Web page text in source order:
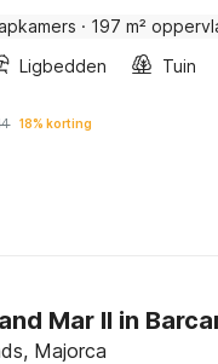
· 197 m²
Ligbedden Tuin
18% korting
Mar II in
Majorca